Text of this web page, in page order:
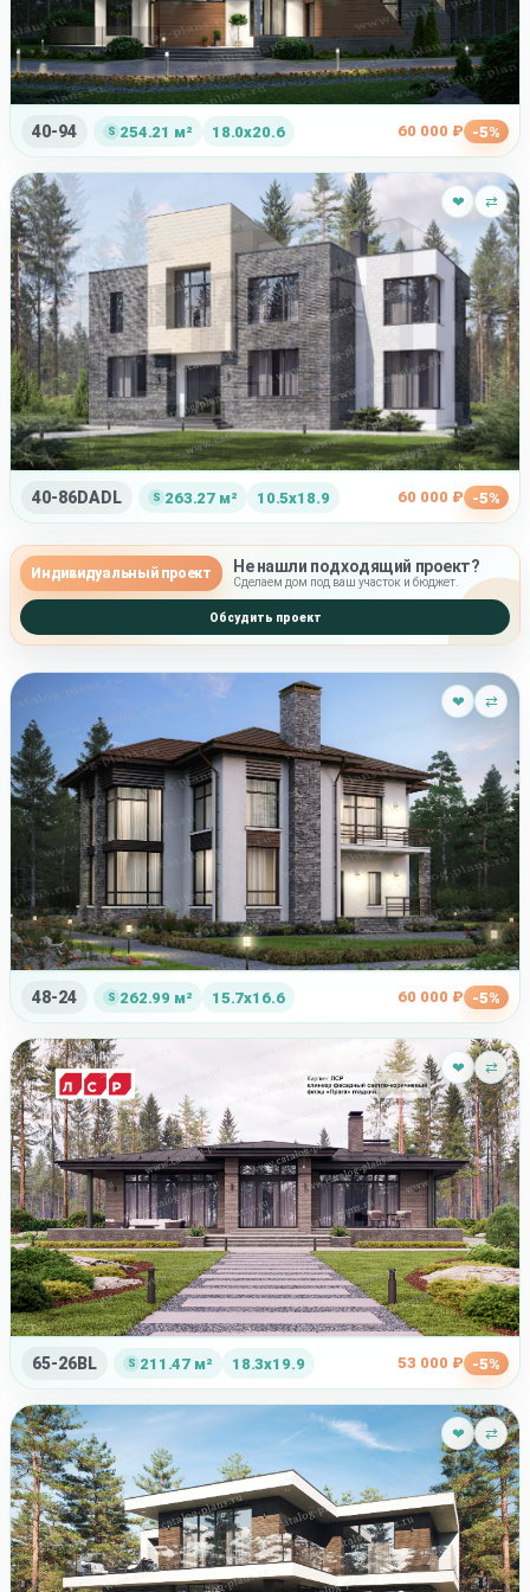
40-94 254.21 м² 18.0x20.6 60 000 ₽ -5%
❤ ⇄
40-86DADL 263.27 м² 10.5x18.9 60 000 ₽ -5%
Индивидуальный проект Не нашли подходящий проект?
Сделаем дом под ваш участок и бюджет.
Обсудить проект
❤ ⇄
48-24 262.99 м² 15.7x16.6 60 000 ₽ -5%
❤ ⇄
65-26BL 211.47 м² 18.3x19.9 53 000 ₽ -5%
❤ ⇄